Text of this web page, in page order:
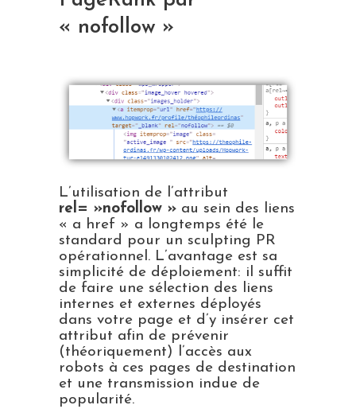
« nofollow »
L’utilisation de l’attribut
rel= »nofollow » au sein des liens
« a href » a longtemps été le
standard pour un sculpting PR
opérationnel. L’avantage est sa
simplicité de déploiement: il suffit
de faire une sélection des liens
internes et externes déployés
dans votre page et d’y insérer cet
attribut afin de prévenir
(théoriquement) l’accès aux
robots à ces pages de destination
et une transmission indue de
popularité.